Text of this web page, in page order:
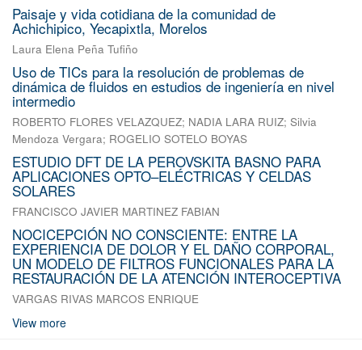
Paisaje y vida cotidiana de la comunidad de
Achichipico, Yecapixtla, Morelos
Laura Elena Peña Tufiño
Uso de TICs para la resolución de problemas de
dinámica de fluidos en estudios de ingeniería en nivel
intermedio
ROBERTO FLORES VELAZQUEZ; NADIA LARA RUIZ; Silvia
Mendoza Vergara; ROGELIO SOTELO BOYAS
ESTUDIO DFT DE LA PEROVSKITA BASNO PARA
APLICACIONES OPTO–ELÉCTRICAS Y CELDAS
SOLARES
FRANCISCO JAVIER MARTINEZ FABIAN
NOCICEPCIÓN NO CONSCIENTE: ENTRE LA
EXPERIENCIA DE DOLOR Y EL DAÑO CORPORAL,
UN MODELO DE FILTROS FUNCIONALES PARA LA
RESTAURACIÓN DE LA ATENCIÓN INTEROCEPTIVA
VARGAS RIVAS MARCOS ENRIQUE
View more